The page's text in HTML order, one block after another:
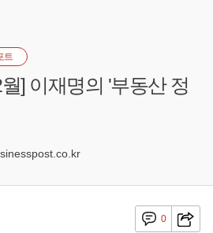
트
] 이재명의 '부동산 정
0